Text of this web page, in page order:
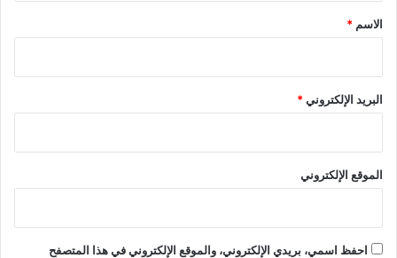
*
الاسم *
البريد الإلكتروني*
الموقع الإلكتروني
احفظ اسمي، بريدي الإلكتروني، والموقع الإلكتروني في هذا المتصفح